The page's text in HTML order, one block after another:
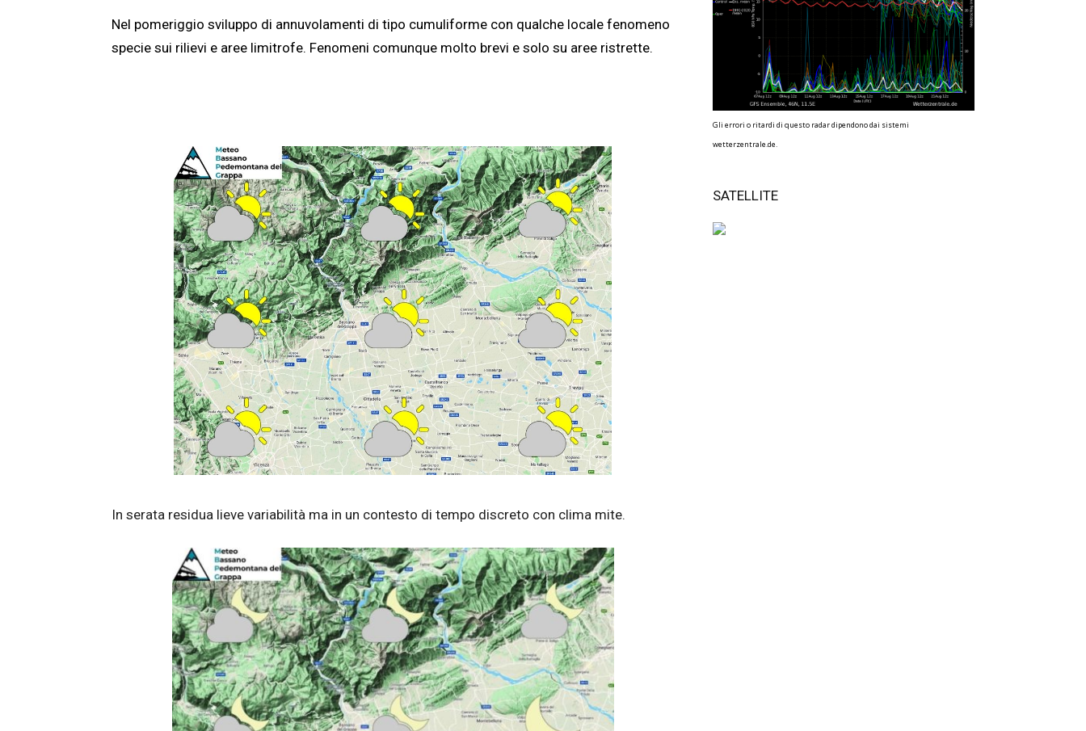
Nel pomeriggio sviluppo di annuvolamenti di tipo cumuliforme con qualche locale fenomeno
specie sui rilievi e aree limitrofe. Fenomeni comunque molto brevi e solo su aree ristrette.
In serata residua lieve variabilità ma in un contesto di tempo discreto con clima mite.
Gli errori o ritardi di questo radar dipendono dai sistemi
wetterzentrale.de.
SATELLITE